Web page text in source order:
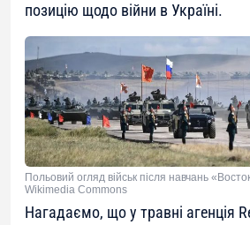
позицію щодо війни в Україні.
Польовий огляд військ після навчань
Wikimedia Commons
Нагадаємо, що у травні агенція